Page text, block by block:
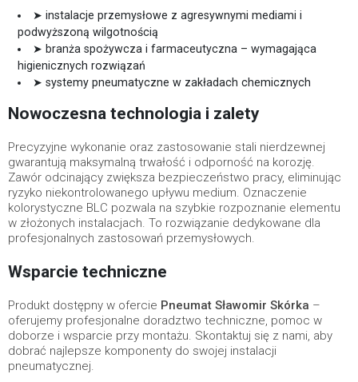
➤ instalacje przemysłowe z agresywnymi mediami i
podwyższoną wilgotnością
➤ branża spożywcza i farmaceutyczna – wymagająca
higienicznych rozwiązań
➤ systemy pneumatyczne w zakładach chemicznych
Nowoczesna technologia i zalety
Precyzyjne wykonanie oraz zastosowanie stali nierdzewnej
gwarantują maksymalną trwałość i odporność na korozję.
Zawór odcinający zwiększa bezpieczeństwo pracy, eliminując
ryzyko niekontrolowanego upływu medium. Oznaczenie
kolorystyczne BLC pozwala na szybkie rozpoznanie elementu
w złożonych instalacjach. To rozwiązanie dedykowane dla
profesjonalnych zastosowań przemysłowych.
Wsparcie techniczne
Produkt dostępny w ofercie Pneumat Sławomir Skórka –
oferujemy profesjonalne doradztwo techniczne, pomoc w
doborze i wsparcie przy montażu. Skontaktuj się z nami, aby
dobrać najlepsze komponenty do swojej instalacji
pneumatycznej.